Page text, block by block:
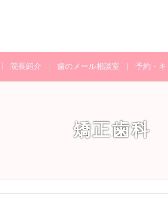
院長紹介 歯のメール相談室 予約・
矯正歯科